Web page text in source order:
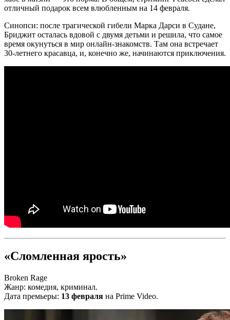
отличный подарок всем влюбленным на 14 февраля.
Синопси: после трагической гибели Марка Дарси в Судане,
Бриджит осталась вдовой с двумя детьми и решила, что самое
время окунуться в мир онлайн-знакомств. Там она встречает
30-летнего красавца, и, конечно же, начинаются приключения.
«Сломленная ярость»
Broken Rage
Жанр: комедия, криминал.
Дата премьеры: 13 февраля на Prime Video.